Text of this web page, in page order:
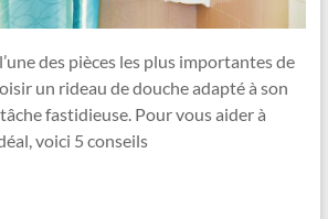
des pièces les plus importantes de
un rideau de douche adapté à son
fastidieuse. Pour vous aider à
voici 5 conseils